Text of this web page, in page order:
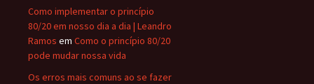
Como implementar o princípio
80/20 em nosso dia a dia | Leandro
Ramos em Como o princípio 80/20
pode mudar nossa vida
Os erros mais comuns ao se fazer